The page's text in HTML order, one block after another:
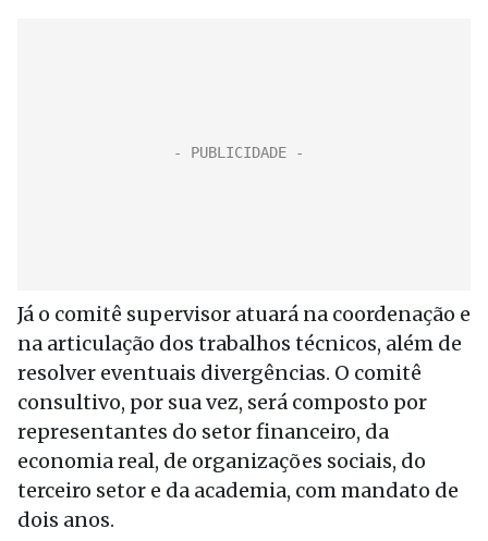
Já o comitê supervisor atuará na coordenação e
na articulação dos trabalhos técnicos, além de
resolver eventuais divergências. O comitê
consultivo, por sua vez, será composto por
representantes do setor financeiro, da
economia real, de organizações sociais, do
terceiro setor e da academia, com mandato de
dois anos.